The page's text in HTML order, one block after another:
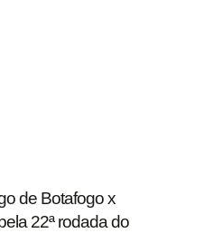
de Botafogo x
22ª rodada do